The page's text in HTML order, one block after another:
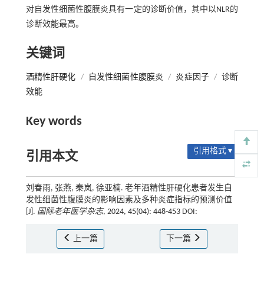
对自发性细菌性腹膜炎具有一定的诊断价值，其中以NLR的
诊断效能最高。
关键词
酒精性肝硬化 / 自发性细菌性腹膜炎 / 炎症因子 / 诊断
效能
Key words
引用本文 引用格式 ▾
刘春雨, 张燕, 秦岚, 徐亚楠. 老年酒精性肝硬化患者发生自
发性细菌性腹膜炎的影响因素及多种炎症指标的预测价值
[J]. 国际老年医学杂志, 2024, 45(04): 448-453 DOI:
上一篇 下一篇